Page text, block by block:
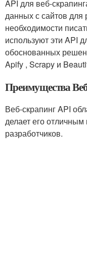
API для веб-
данных с сайтов для
необходимости
используют эти API
обоснованных
Apify , Scrapy и
Преимущества
Веб-скрапинг API
делает его
разработчиков.